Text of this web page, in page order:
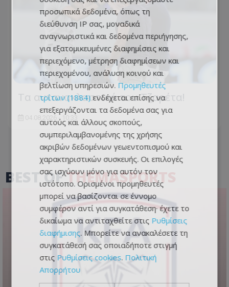
Τα αντανακλαστικά του Τζαρέτα!
04.08.2026 - 10:33
BEST OFTHEMASPORTS
προσωπικά δεδομένα, όπως τη
διεύθυνση IP σας, μοναδικά
αναγνωριστικά και δεδομένα περιήγησης,
για εξατομικευμένες διαφημίσεις και
περιεχόμενο, μέτρηση διαφημίσεων και
περιεχομένου, ανάλυση κοινού και
βελτίωση υπηρεσιών. Προμηθευτές
τρίτων (1884) ενδέχεται επίσης να
επεξεργάζονται τα δεδομένα σας για
αυτούς και άλλους σκοπούς,
συμπεριλαμβανομένης της χρήσης
ακριβών δεδομένων γεωεντοπισμού και
χαρακτηριστικών συσκευής. Οι επιλογές
σας ισχύουν μόνο για αυτόν τον
ιστότοπο. Ορισμένοι προμηθευτές
μπορεί να βασίζονται σε έννομο
συμφέρον αντί για συγκατάθεση· έχετε το
δικαίωμα να αντιταχθείτε στις Ρυθμίσεις
διαφήμισης. Μπορείτε να ανακαλέσετε τη
συγκατάθεσή σας οποιαδήποτε στιγμή
στις Ρυθμίσεις cookies. Πολιτική
Απορρήτου